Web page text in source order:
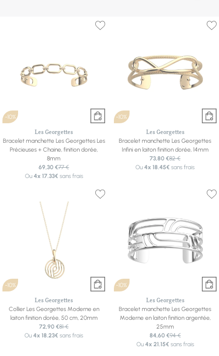
-10%
Les Georgettes
Bracelet manchette Les Georgettes Les
Précieuses + Chaine, finition dorée,
8mm
69,30 €77 €
Ou 4x 17.33€sans frais
-10%
Les Georgettes
Bracelet manchette Les Georgettes
Infini en laiton finition dorée, 14mm
73,80 €82 €
Ou4x 18.45€ sans frais
-10%
Les Georgettes
Collier Les Georgettes Moderne en
laiton finition dorée, 50 cm, 20mm
72,90 €81 €
Ou4x 18.23€ sans frais
-10%
Les Georgettes
Bracelet manchette Les Georgettes
Moderne en laiton finition argentée,
25mm
84,60 €94 €
Ou 4x 21.15€sans frais